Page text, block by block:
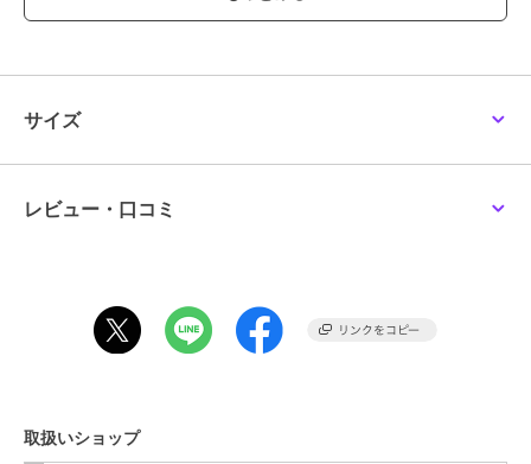
【スタイリング】
・デニム素材でどんなトップスとも相性抜群◎
・ガーリーに着こなすならブラウス＆バレエシューズフリルやレース
・ダークグレー…ちょっぴり大人っぽいブラック
サイズ
レビュー・口コミ
取扱いショップ